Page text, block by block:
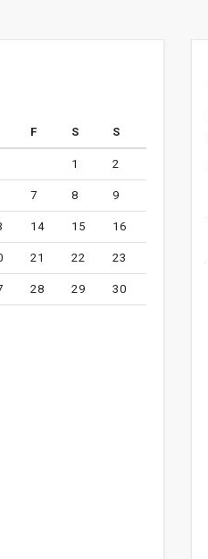
F S S
1 2
7 8 9
14 15 16
21 22 23
28 29 30